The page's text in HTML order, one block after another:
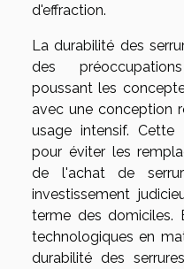
d'effraction.
La durabilité des
des
poussant les
avec une conception
usage intensif. Cette
pour éviter les
de l'achat de
investissement
terme des domiciles.
technologiques en
durabilité des